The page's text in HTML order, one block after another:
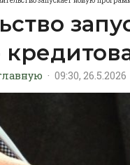
· 09:30, 26.5.2026